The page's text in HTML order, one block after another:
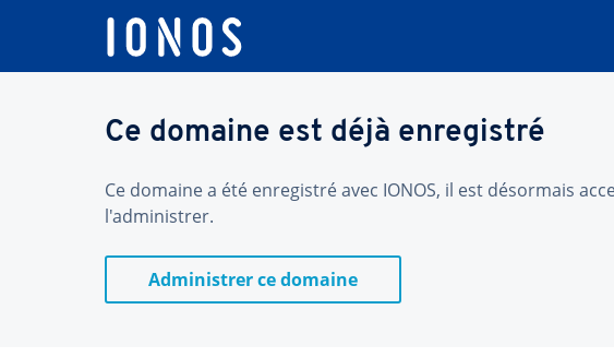
Ce domaine est déjà enregistré
Ce domaine a été enregistré avec IONOS, il est désormais
l'administrer.
Administrer ce domaine